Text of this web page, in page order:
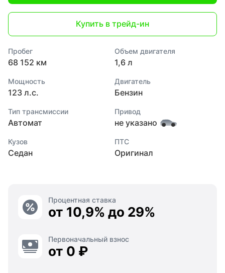
Купить в трейд-ин
Пробег
68 152 км
Объем двигателя
1,6 л
Мощность
123 л.с.
Двигатель
Бензин
Тип трансмиссии
Автомат
Привод
не указано
Кузов
Седан
ПТС
Оригинал
Процентная ставка
от 10,9% до 29%
Первоначальный взнос
от 0 ₽